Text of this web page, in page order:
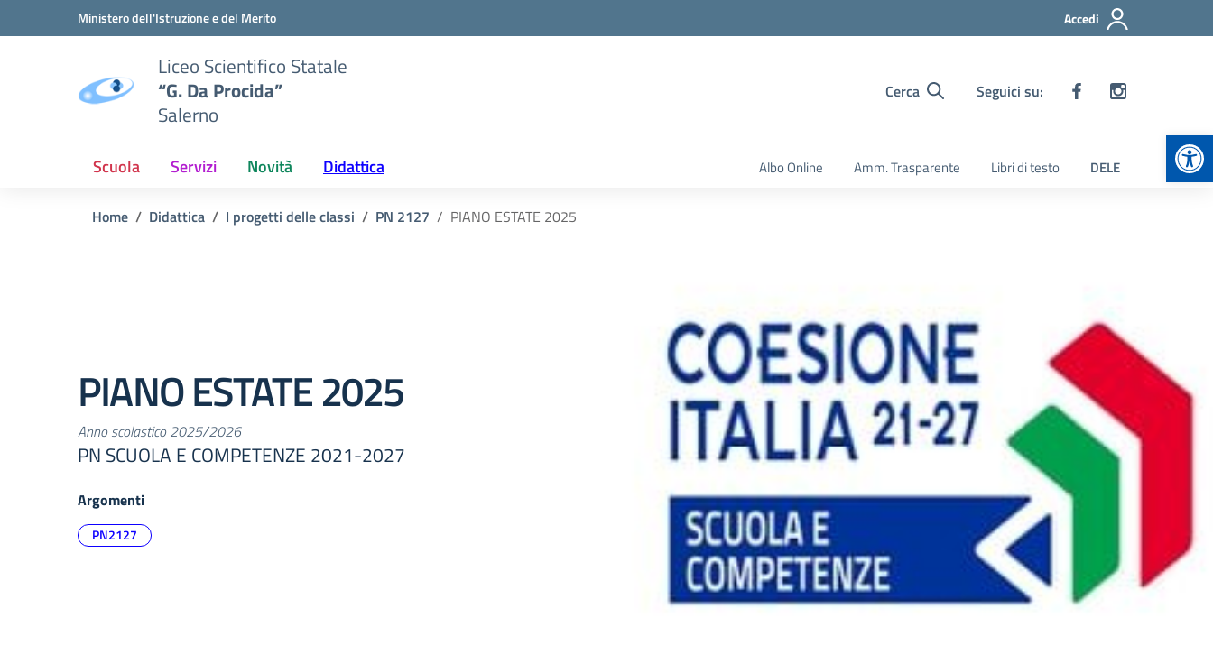
Vai ai contenuti
Vai al menu di navigazioneMinistero dell'Istruzione e del Merito Accedi
Liceo Scientifico Statale
“G. Da Procida”
Salerno
Cerca Seguici su:
Scuola Servizi Novità Didattica Albo Online Amm. Trasparente Libri di testo DELE
Home Didattica I progetti delle classi PN 2127 PIANO ESTATE 2025
PIANO ESTATE 2025
Anno scolastico 2025/2026
PN SCUOLA E COMPETENZE 2021-2027
Argomenti
PN2127